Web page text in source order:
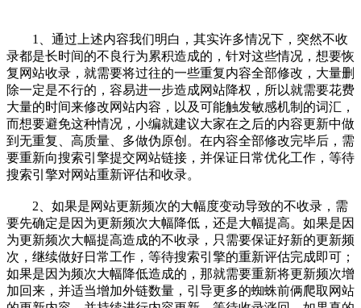
1、通过上述内容我们明白，其实许多情况下，突然不收
录都是长时间的不良行为累积造成的，针对这些情况，想要恢
复网站收录，就需要将过往的一些重复内容全部修改，大量删
除一定是不行的，容易进一步造成网站降权，所以就需要花费
大量的时间来修改网站内容，以及可能触发敏感机制的词汇，
而想要避免这种情况，小编就建议大家在之后的内容更新中做
到无重复、高质量、多做伪原创。在内容全部修改完毕后，需
要重新向搜索引擎提交网站链接，并保证日常优化工作，等待
搜索引擎对网站重新评估和收录。
2、如果是网站更新频次的大幅度变动导致的不收录，需
要先确定是因为更新频次大幅降低，还是大幅提高。如果是因
为更新频次大幅提高造成的不收录，只需要保证好新的更新频
次，继续做好日常工作，等待搜索引擎的重新评估完成即可；
如果是因为频次大幅降低造成的，那就需要重新将更新频次增
加回来，并适当增加外链数量，引导更多的蜘蛛前俩爬取网站